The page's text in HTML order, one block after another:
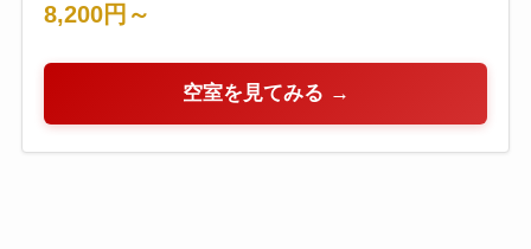
8,200円～
空室を見てみる →